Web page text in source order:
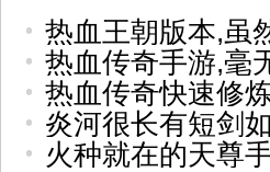
热血王朝版本,虽
热血传奇手游,毫
热血传奇快速修
炎河很长有短剑
火种就在的天尊